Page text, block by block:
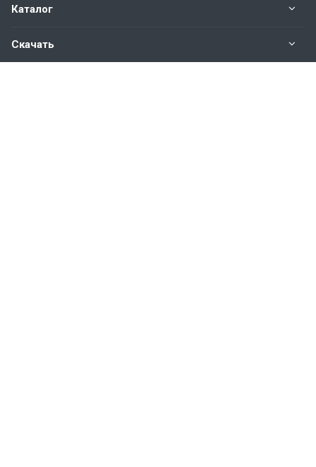
Каталог
Скачать